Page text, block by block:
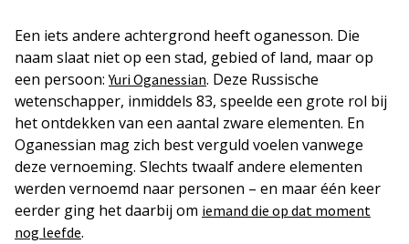
Een iets andere achtergrond heeft oganesson. Die
naam slaat niet op een stad, gebied of land, maar op
een persoon:Yuri Oganessian. Deze Russische
wetenschapper, inmiddels 83, speelde een grote rol bij
het ontdekken van een aantal zware elementen. En
Oganessian mag zich best verguld voelen vanwege
deze vernoeming. Slechts twaalf andere elementen
werden vernoemd naar personen – en maar één keer
eerder ging het daarbij om iemand die op dat moment
nog leefde.